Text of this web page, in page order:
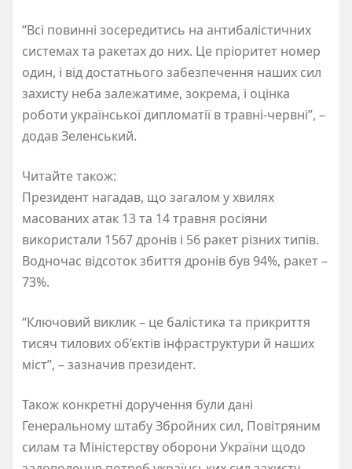
“Всі повинні зосередитись на антибалістичних
системах та ракетах до них. Це пріоритет номер
один, і від достатнього забезпечення наших сил
захисту неба залежатиме, зокрема, і оцінка
роботи української дипломатії в травні-червні”, –
додав Зеленський.
Читайте також:
Президент нагадав, що загалом у хвилях
масованих атак 13 та 14 травня росіяни
використали 1567 дронів і 56 ракет різних типів.
Водночас відсоток збиття дронів був 94%, ракет –
73%.
“Ключовий виклик – це балістика та прикриття
тисяч тилових об’єктів інфраструктури й наших
міст”, – зазначив президент.
Також конкретні доручення були дані
Генеральному штабу Збройних сил, Повітряним
силам та Міністерству оборони України щодо